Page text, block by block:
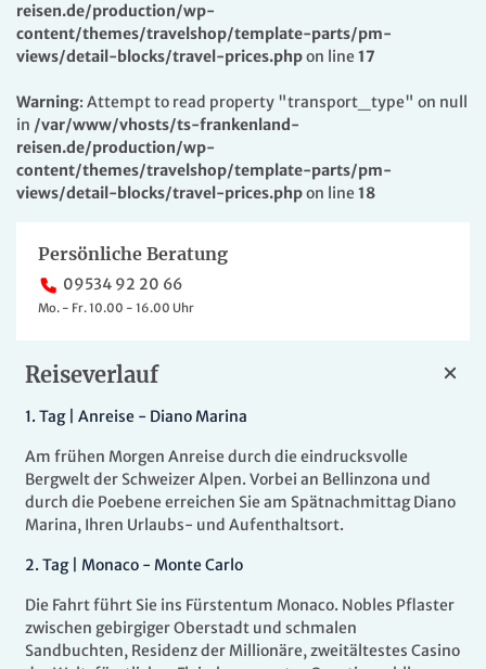
Reiseverlauf
1. Tag | Anreise - Diano Marina
Am frühen Morgen Anreise durch die eindrucksvolle
Bergwelt der Schweizer Alpen. Vorbei an Bellinzona und
durch die Poebene erreichen Sie am Spätnachmittag Diano
Marina, Ihren Urlaubs- und Aufenthaltsort.
2. Tag | Monaco - Monte Carlo
Die Fahrt führt Sie ins Fürstentum Monaco. Nobles Pflaster
zwischen gebirgiger Oberstadt und schmalen
Sandbuchten, Residenz der Millionäre, zweitältestes Casino
reisen.de/production/wp-
content/themes/travelshop/template-parts/pm-
views/detail-blocks/travel-prices.phpon line 17
Warning: Attempt to read property "transport_type" on null
in /var/www/vhosts/ts-frankenland-
reisen.de/production/wp-
content/themes/travelshop/template-parts/pm-
views/detail-blocks/travel-prices.phpon line 18
Persönliche Beratung
09534 92 20 66
Mo. - Fr. 10.00 - 16.00 Uhr